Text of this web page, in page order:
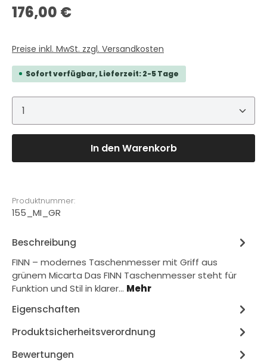
Regulärer Preis:
176,00 €
Preise inkl. MwSt. zzgl. Versandkosten
Sofort verfügbar, Lieferzeit: 2-5 Tage
Produkt Anzahl: Gib den gewünschten Wert
In den Warenkorb
Produktnummer:
155_MI_GR
Beschreibung
FINN – modernes Taschenmesser mit Griff aus
grünem Micarta Das FINN Taschenmesser steht für
Funktion und Stil in klarer… Mehr
Eigenschaften
Produktsicherheitsverordnung
Bewertungen